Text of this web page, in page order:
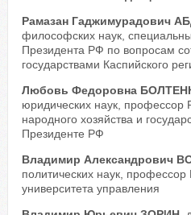
Рамазан Гаджимурадович
философских наук,
Президента РФ по вопросам
государствами Каспийского
Любовь Федоровна
юридических наук, профессор
народного хозяйства и
Президенте РФ
Владимир Александрович
политических наук, профессор
университета управления